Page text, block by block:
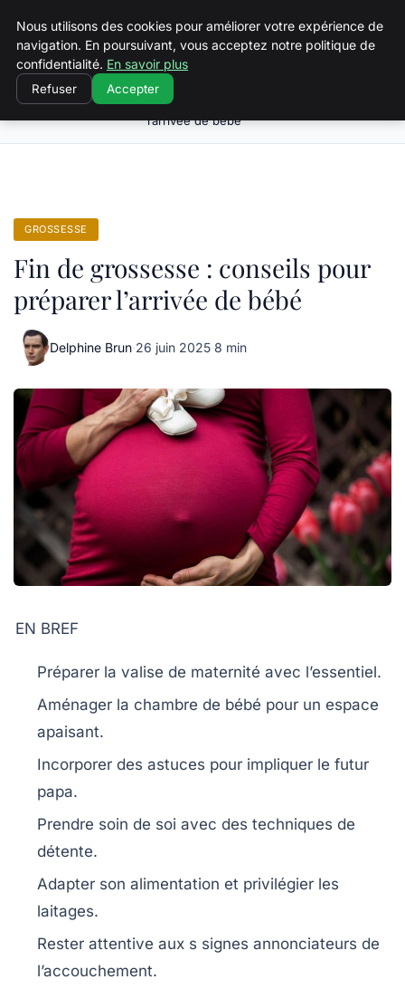
Squeakyswing.com
Fin de grossesse : conseils pour préparer
l’arrivée de bébé
GROSSESSE
Fin de grossesse : conseils pour
préparer l’arrivée de bébé
Delphine Brun·26 juin 2025·8 min
EN BREF
Préparer la valise de maternité avec l’essentiel.
Aménager la chambre de bébé pour un espace
apaisant.
Incorporer des astuces pour impliquer le futur
papa.
Prendre soin de soi avec des techniques de
détente.
Adapter son alimentation et privilégier les
laitages.
Rester attentive aux s signes annonciateurs de
l’accouchement.
Nous utilisons des cookies pour améliorer votre expérience de
navigation. En poursuivant, vous acceptez notre politique de
confidentialité. En savoir plus
Refuser Accepter